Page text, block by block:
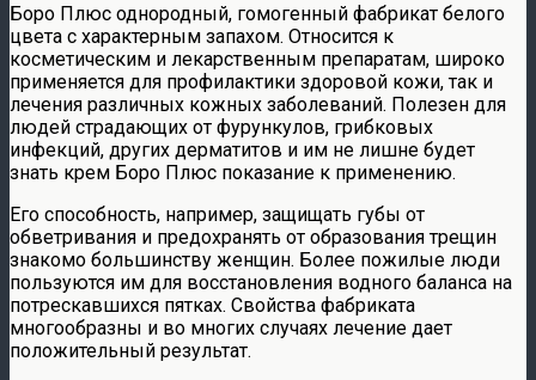
Боро Плюс однородный, гомогенный фабрикат белого
цвета с характерным запахом. Относится к
косметическим и лекарственным препаратам, широко
применяется для профилактики здоровой кожи, так и
лечения различных кожных заболеваний. Полезен для
людей страдающих от фурункулов, грибковых
инфекций, других дерматитов и им не лишне будет
знать крем Боро Плюс показание к применению.
Его способность, например, защищать губы от
обветривания и предохранять от образования трещин
знакомо большинству женщин. Более пожилые люди
пользуются им для восстановления водного баланса на
потрескавшихся пятках. Свойства фабриката
многообразны и во многих случаях лечение дает
положительный результат.